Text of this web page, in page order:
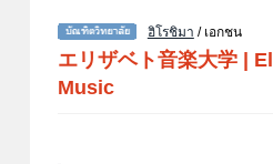
ฮิโรชิมา / เอกชน
エリザベト音楽大学
Music